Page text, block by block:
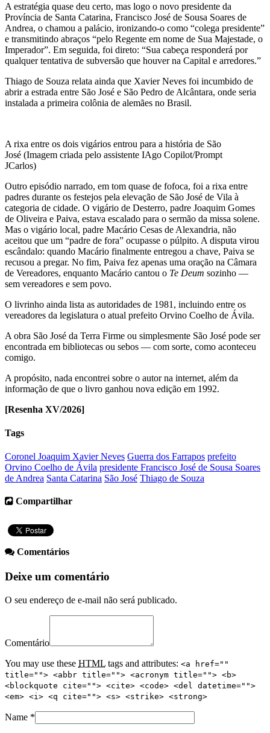
A estratégia quase deu certo, mas logo o novo presidente da
Província de Santa Catarina, Francisco José de Sousa Soares de
Andrea, o chamou a palácio, ironizando-o como “colega presidente”
e transmitindo abraços “pelo Regente em nome de Sua Majestade, o
Imperador”. Em seguida, foi direto: “Sua cabeça responderá por
qualquer tentativa de subversão que houver na Capital e arredores.”
Thiago de Souza relata ainda que Xavier Neves foi incumbido de
abrir a estrada entre São José e São Pedro de Alcântara, onde seria
instalada a primeira colônia de alemães no Brasil.
A rixa entre os dois vigários entrou para a história de São
José (Imagem criada pelo assistente IAgo Copilot/Prompt
JCarlos)
Outro episódio narrado, em tom quase de fofoca, foi a rixa entre
padres durante os festejos pela elevação de São José de Vila à
categoria de cidade. O vigário de Desterro, padre Joaquim Gomes
de Oliveira e Paiva, estava escalado para o sermão da missa solene.
Mas o vigário local, padre Macário Cesas de Alexandria, não
aceitou que um “padre de fora” ocupasse o púlpito. A disputa virou
escândalo: quando Macário finalmente entregou a chave, Paiva se
recusou a pregar. No fim, Paiva fez apenas uma oração na Câmara
de Vereadores, enquanto Macário cantou o Te Deum sozinho —
sem vereadores e sem povo.
O livrinho ainda lista as autoridades de 1981, incluindo entre os
vereadores da legislatura o atual prefeito Orvino Coelho de Ávila.
A obra São José da Terra Firme ou simplesmente São José pode ser
encontrada em bibliotecas ou sebos — com sorte, como aconteceu
comigo.
A propósito, nada encontrei sobre o autor na internet, além da
informação de que o livro ganhou nova edição em 1992.
[Resenha XV/2026]
Tags
Coronel Joaquim Xavier Neves Guerra dos Farrapos prefeito
Orvino Coelho de Ávila presidente Francisco José de Sousa Soares
de Andrea Santa Catarina São José Thiago de Souza
Compartilhar
Comentários
Deixe um comentário
O seu endereço de e-mail não será publicado.
Comentário
You may use these HTML tags and attributes: <a href=""
title=""> <abbr title=""> <acronym title=""> <b>
<blockquote cite=""> <cite> <code> <del datetime="">
<em> <i> <q cite=""> <s> <strike> <strong>
Name *